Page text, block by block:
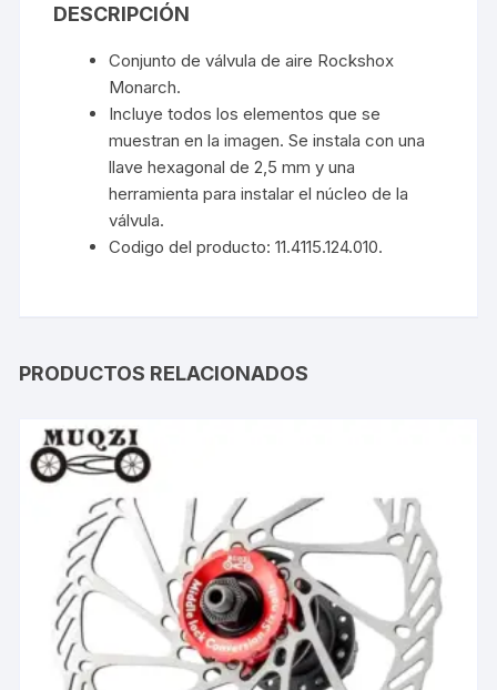
DESCRIPCIÓN
Conjunto de válvula de aire Rockshox
Monarch.
Incluye todos los elementos que se
muestran en la imagen. Se instala con una
llave hexagonal de 2,5 mm y una
herramienta para instalar el núcleo de la
válvula.
Codigo del producto: 11.4115.124.010.
PRODUCTOS RELACIONADOS